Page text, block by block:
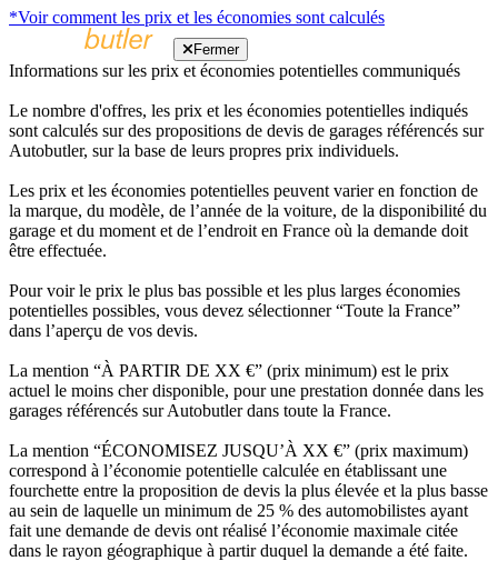
*Voir comment les prix et les économies sont calculés
Fermer
Informations sur les prix et économies potentielles communiqués
Le nombre d'offres, les prix et les économies potentielles indiqués
sont calculés sur des propositions de devis de garages référencés sur
Autobutler, sur la base de leurs propres prix individuels.
Les prix et les économies potentielles peuvent varier en fonction de
la marque, du modèle, de l’année de la voiture, de la disponibilité du
garage et du moment et de l’endroit en France où la demande doit
être effectuée.
Pour voir le prix le plus bas possible et les plus larges économies
potentielles possibles, vous devez sélectionner “Toute la France”
dans l’aperçu de vos devis.
La mention “À PARTIR DE XX €” (prix minimum) est le prix
actuel le moins cher disponible, pour une prestation donnée dans les
garages référencés sur Autobutler dans toute la France.
La mention “ÉCONOMISEZ JUSQU’À XX €” (prix maximum)
correspond à l’économie potentielle calculée en établissant une
fourchette entre la proposition de devis la plus élevée et la plus basse
au sein de laquelle un minimum de 25 % des automobilistes ayant
fait une demande de devis ont réalisé l’économie maximale citée
dans le rayon géographique à partir duquel la demande a été faite.